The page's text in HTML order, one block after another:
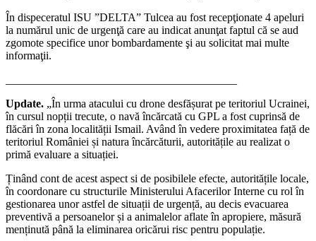
În dispeceratul ISU ”DELTA” Tulcea au fost recepţionate 4 apeluri
la numărul unic de urgenţă care au indicat anunţat faptul că se aud
zgomote specifice unor bombardamente şi au solicitat mai multe
informaţii.
Update. „În urma atacului cu drone desfășurat pe teritoriul Ucrainei,
în cursul nopții trecute, o navăîncărcată cu GPL a fost cuprinsă de
flăcăriîn zona localității Ismail. Având în vedere proximitatea față de
teritoriul României și naturaîncărcăturii, autoritățile au realizat o
primă evaluare a situației.
Ținând cont de acest aspect si de posibilele efecte, autoritățile locale,
în coordonare cu structurile Ministerului Afacerilor Interne cu rol în
gestionarea unor astfel de situații de urgență, au decis evacuarea
preventivă a persoanelor și a animalelor aflateîn apropiere, măsură
menținută până la eliminarea oricărui risc pentru populație.